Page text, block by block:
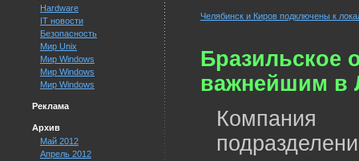
Hardware
IT новости
Безопасность
Мир Unix
Мир Windows
Мир Windows
Мир Windows
Реклама
Архив
Май 2012
Апрель 2012
Челябинск и Киров подключены к
Бразильское
важнейшим в
Компания